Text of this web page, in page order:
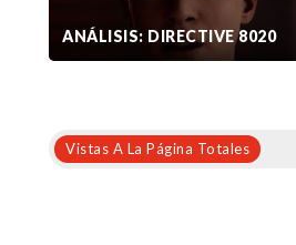
ANÁLISIS: DIRECTIVE 8020
Vistas A La Página Totales